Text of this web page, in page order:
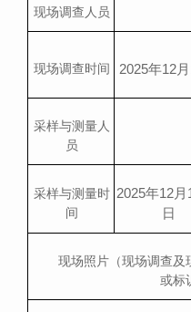
现场调查人员
现场调查时间 2025年12月
采样与测量人
员
采样与测量时
间
2025年12月
日
现场照片（现场调查及
或标